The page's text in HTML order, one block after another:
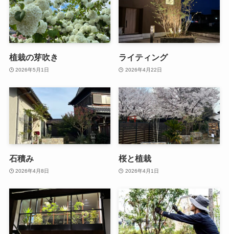
植栽の芽吹き
2026年5月1日
ライティング
2026年4月22日
石積み
2026年4月8日
桜と植栽
2026年4月1日